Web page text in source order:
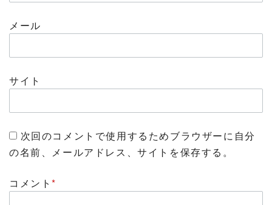
メール
サイト
次回のコメントで使用するためブラウザーに自分
の名前、メールアドレス、サイトを保存する。
コメント*